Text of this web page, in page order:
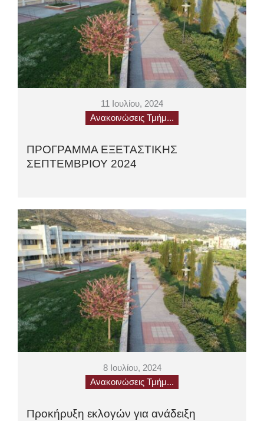
11 Ιουλίου, 2024
Ανακοινώσεις Τμήμ...
ΠΡΟΓΡΑΜΜΑ ΕΞΕΤΑΣΤΙΚΗΣ
ΣΕΠΤΕΜΒΡΙΟΥ 2024
8 Ιουλίου, 2024
Ανακοινώσεις Τμήμ...
Προκήρυξη εκλογών για ανάδειξη